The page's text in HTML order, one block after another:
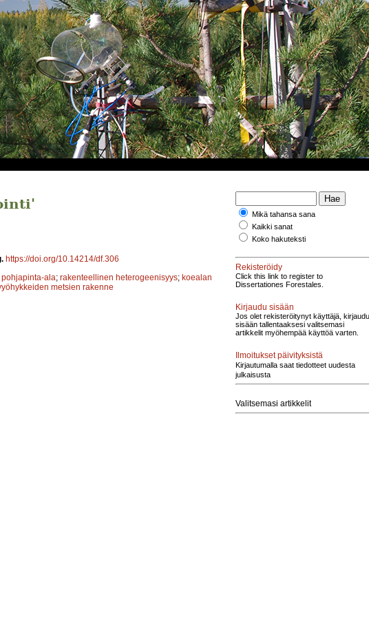
https://doi.org/10.14214/df.306
ala; rakenteellinen heterogeenisyys; koealan
metsien rakenne
Mikä tahansa sana
Kaikki sanat
Koko hakuteksti
Rekisteröidy
Click this link to register to
Dissertationes Forestales.
Kirjaudu sisään
Jos olet rekisteröitynyt käyttäjä, kirjaudu
sisään tallentaaksesi valitsemasi
artikkelit myöhempää käyttöä varten.
Ilmoitukset päivityksistä
Kirjautumalla saat tiedotteet uudesta
julkaisusta
Valitsemasi artikkelit